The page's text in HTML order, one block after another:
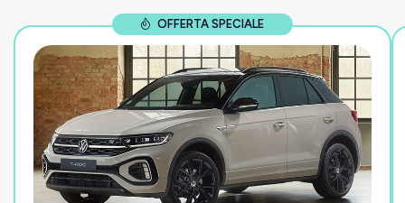
OFFERTA SPECIALE